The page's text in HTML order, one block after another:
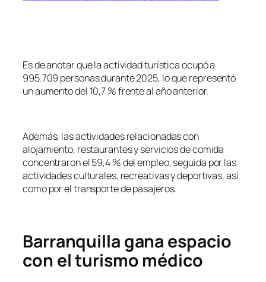
Es de anotar que la actividad turística ocupó a
995.709 personas durante 2025, lo que representó
un aumento del 10,7 % frente al año anterior.
Además, las actividades relacionadas con
alojamiento, restaurantes y servicios de comida
concentraron el 59,4 % del empleo, seguida por las
actividades culturales, recreativas y deportivas, así
como por el transporte de pasajeros.
Barranquilla gana espacio
con el turismo médico